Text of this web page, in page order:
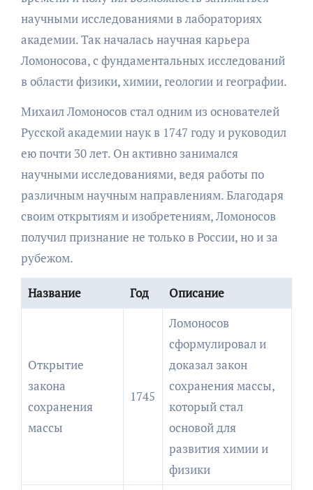
научными исследованиями в лабораториях
академии. Так началась научная карьера
Ломоносова, с фундаментальных исследований
в области физики, химии, геологии и географии.
Михаил Ломоносов стал одним из основателей
Русской академии наук в 1747 году и руководил
ею почти 30 лет. Он активно занимался
научными исследованиями, ведя работы по
различным научным направлениям. Благодаря
своим открытиям и изобретениям, Ломоносов
получил признание не только в России, но и за
рубежом.
Название Год Описание
Открытие
закона
сохранения
массы
1745
Ломоносов
сформулировал и
доказал закон
сохранения массы,
который стал
основой для
развития химии и
физики